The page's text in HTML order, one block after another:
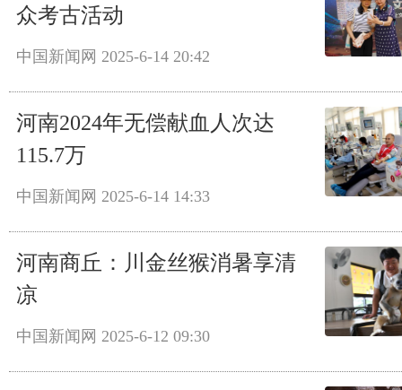
众考古活动
中国新闻网 2025-6-14 20:42
河南2024年无偿献血人次达
115.7万
中国新闻网 2025-6-14 14:33
河南商丘：川金丝猴消暑享清
凉
中国新闻网 2025-6-12 09:30